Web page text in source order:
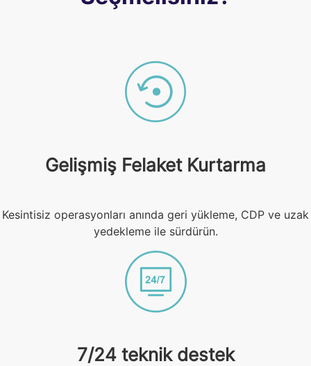
Gelişmiş Felaket Kurtarma
Kesintisiz operasyonları anında geri yükleme, CDP ve uzak
yedekleme ile sürdürün.
7/24 teknik destek